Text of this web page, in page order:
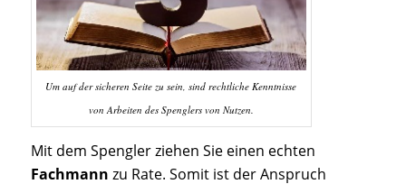
Um auf der sicheren Seite zu sein, sind rechtliche Kenntnisse
von Arbeiten des Spenglers von Nutzen.
Mit dem Spengler ziehen Sie einen echten
Fachmann zu Rate. Somit ist der Anspruch